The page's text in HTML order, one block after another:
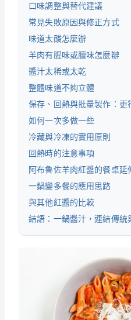
口味調整與替代建議
常見失敗原因與修正方式
味道太酸怎麼辦
羊肉有腥味或膻味怎麼辦
醬汁太稀或太乾
整體味道不夠立體
保存、回熱與批量製作：更
如何一次多做一些
冷藏與冷凍的實用原則
回熱時的注意事項
阿布魯佐羊肉紅醬的餐桌延
一鍋變多餐的應用思路
與其他紅醬的比較
結語：一鍋醬汁，連結傳統